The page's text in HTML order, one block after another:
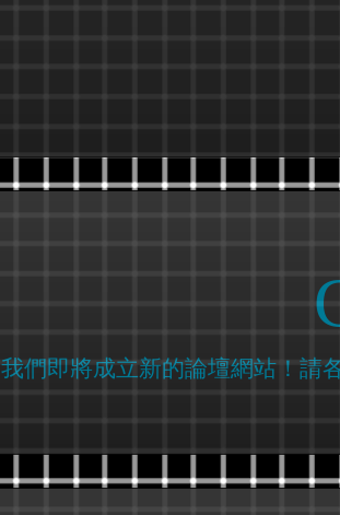
我們即將成立新的論壇網站！請